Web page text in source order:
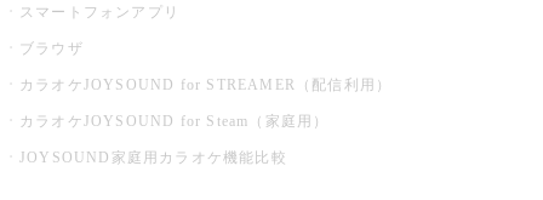
スマートフォンアプリ
ブラウザ
カラオケJOYSOUND for STREAMER（配信利用）
カラオケJOYSOUND for Steam（家庭用）
JOYSOUND家庭用カラオケ機能比較